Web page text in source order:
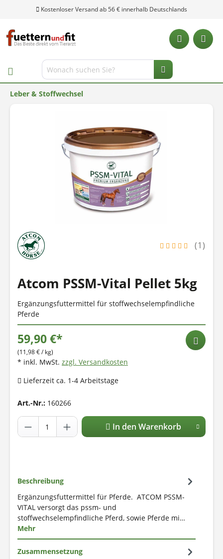
Kostenloser Versand ab 56 € innerhalb Deutschlands
Leber & Stoffwechsel
(1)
Atcom PSSM-Vital Pellet 5kg
Ergänzungsfuttermittel für stoffwechselempfindliche
Pferde
59,90 €*
(11,98 € / kg)
* inkl. MwSt. zzgl. Versandkosten
Lieferzeit ca. 1-4 Arbeitstage
Art.-Nr.: 160266
In den Warenkorb
Beschreibung
Ergänzungsfuttermittel für Pferde. ATCOM PSSM-
VITAL versorgt das pssm- und
stoffwechselempfindliche Pferd, sowie Pferde mi…
Mehr
Zusammensetzung